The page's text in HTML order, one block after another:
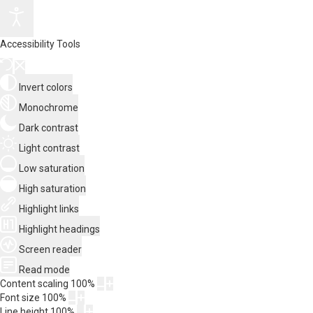
Accessibility Tools
Invert colors
Monochrome
Dark contrast
Light contrast
Low saturation
High saturation
Highlight links
Highlight headings
Screen reader
Read mode
Content scaling 100%
Font size 100%